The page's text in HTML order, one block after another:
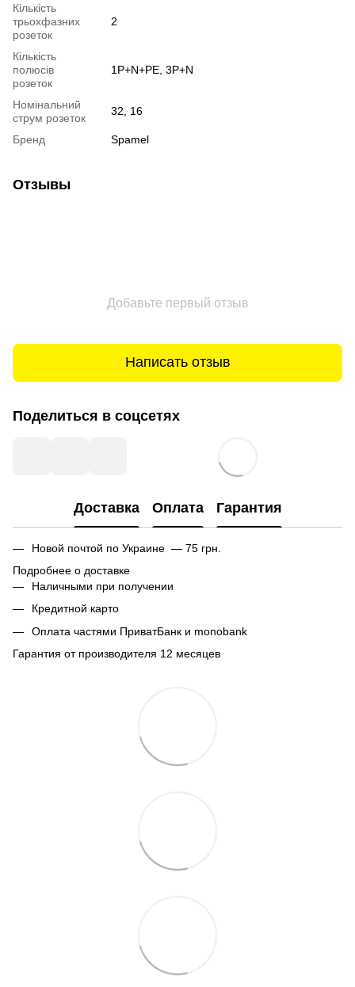
Кількість
трьохфазних
розеток
2
Кількість
полюсів
розеток
1P+N+PE, 3P+N
Номінальний
струм розеток
32, 16
Бренд Spamel
Отзывы
Добавьте первый отзыв
Написать отзыв
Поделиться в соцсетях
Доставка Оплата Гарантия
Новой почтой по Украине — 75 грн.
Подробнее о доставке
Наличными при получении
Кредитной карто
Оплата частями ПриватБанк и monobank
Гарантия от производителя 12 месяцев